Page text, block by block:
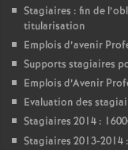
Stagiaires : fin de
titularisation
Emplois d’avenir
Supports stagiaires
Emplois d’Avenir
Evaluation des
Stagiaires 2014 :
Stagiaires 2013-2014